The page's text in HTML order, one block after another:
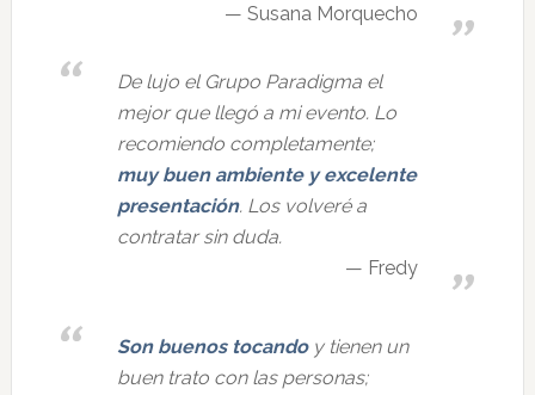
Susana Morquecho
De lujo el Grupo Paradigma el
mejor que llegó a mi evento. Lo
recomiendo completamente;
muy buen ambiente y excelente
presentación. Los volveré a
contratar sin duda.
Fredy
Son buenos tocandoy tienen un
buen trato con las personas;